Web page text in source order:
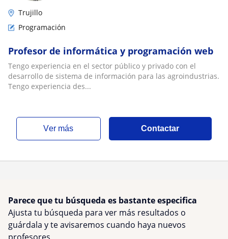
Trujillo
Programación
Profesor de informática y programación web
Tengo experiencia en el sector público y privado con el
desarrollo de sistema de información para las agroindustrias.
Tengo experiencia des...
ver más Contactar
Parece que tu búsqueda es bastante especifica
Ajusta tu búsqueda para ver más resultados o
guárdala y te avisaremos cuando haya nuevos